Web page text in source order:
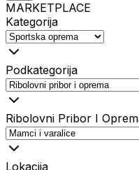
MARKETPLACE
Kategorija
Podkategorija
Ribolovni Pribor I
Lokacija